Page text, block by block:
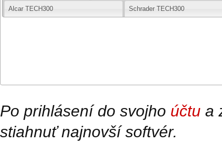
Alcar TECH300 Schrader TECH300
Po prihlásení do svojho účtu a
stiahnuť najnovší softvér.